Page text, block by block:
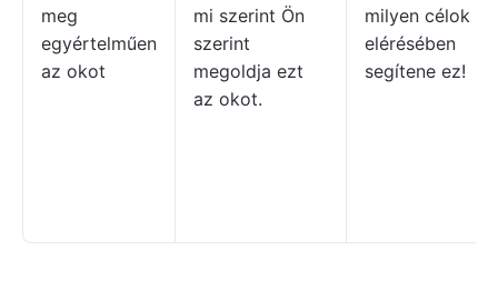
meg
egyértelműen
az okot
mi szerint Ön
szerint
megoldja ezt
az okot.
milyen célok
elérésében
segítene ez!